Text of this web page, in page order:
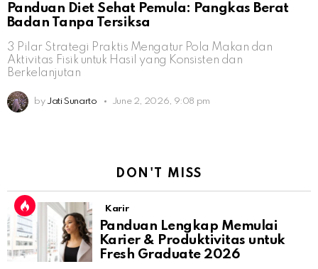
Panduan Diet Sehat Pemula: Pangkas Berat
Badan Tanpa Tersiksa
3 Pilar Strategi Praktis Mengatur Pola Makan dan
Aktivitas Fisik untuk Hasil yang Konsisten dan
Berkelanjutan
by Jati Sunarto June 2, 2026, 9:08 pm
DON'T MISS
Karir
Panduan Lengkap Memulai
Karier & Produktivitas untuk
Fresh Graduate 2026